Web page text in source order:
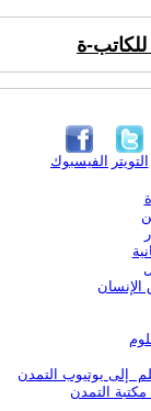
للكاتب-ة
الفيسبوك التويتر
الإنسان
إلى يوتيوب التمدن
التمدن